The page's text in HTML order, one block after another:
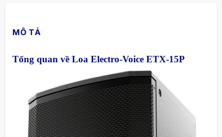
MÔ TẢ
Tổng quan về Loa Electro-Voice ETX-15P